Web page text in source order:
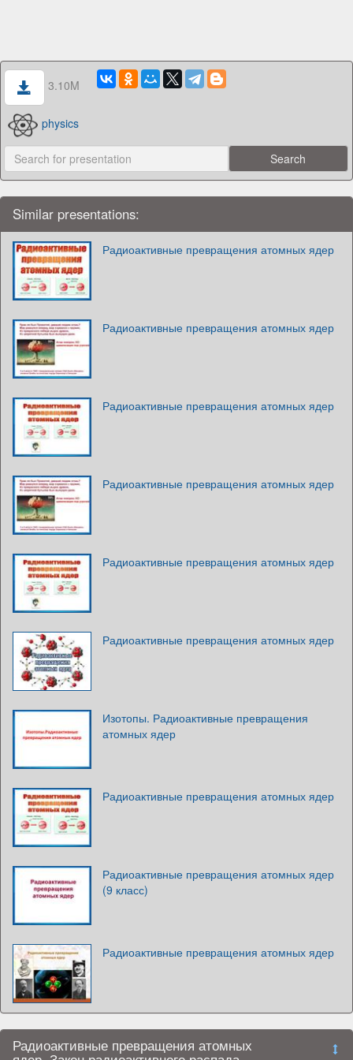
3.10M
physics
Similar presentations:
Радиоактивные превращения атомных ядер
Радиоактивные превращения атомных ядер
Радиоактивные превращения атомных ядер
Радиоактивные превращения атомных ядер
Радиоактивные превращения атомных ядер
Радиоактивные превращения атомных ядер
Изотопы. Радиоактивные превращения
атомных ядер
Радиоактивные превращения атомных ядер
Радиоактивные превращения атомных ядер
(9 класс)
Радиоактивные превращения атомных ядер
Радиоактивные превращения атомных